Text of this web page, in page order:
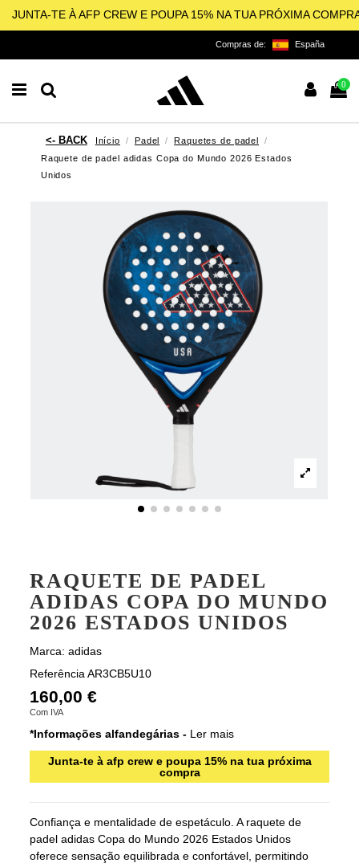
JUNTA-TE À AFP CREW E POUPA 15% NA TUA PRÓXIMA
Compras de: España
0
Início Padel
Raquetes de padel
Raquete de padel adidas Copa do Mundo 2026 Estados
Unidos
RAQUETE DE PADEL
ADIDAS COPA DO MUNDO
2026 ESTADOS UNIDOS
Marca: adidas
Referência AR3CB5U10
160,00 €
Com IVA
*Informações alfandegárias - Ler mais
Junta-te à afp crew e poupa 15% na tua próxima
compra
Confiança e mentalidade de espetáculo. A raquete de
padel adidas Copa do Mundo 2026 Estados Unidos
oferece sensação equilibrada e confortável, permitindo